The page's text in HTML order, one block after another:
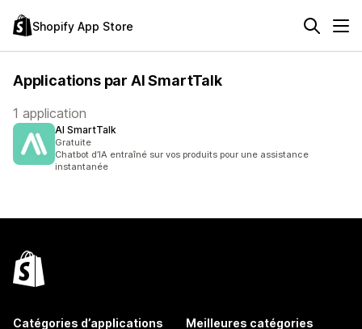
Shopify App Store
Applications par AI SmartTalk
1 application
AI SmartTalk
Gratuite
Chatbot d’IA entraîné sur vos produits pour une assistance
instantanée
Catégories d’applications Meilleures catégories